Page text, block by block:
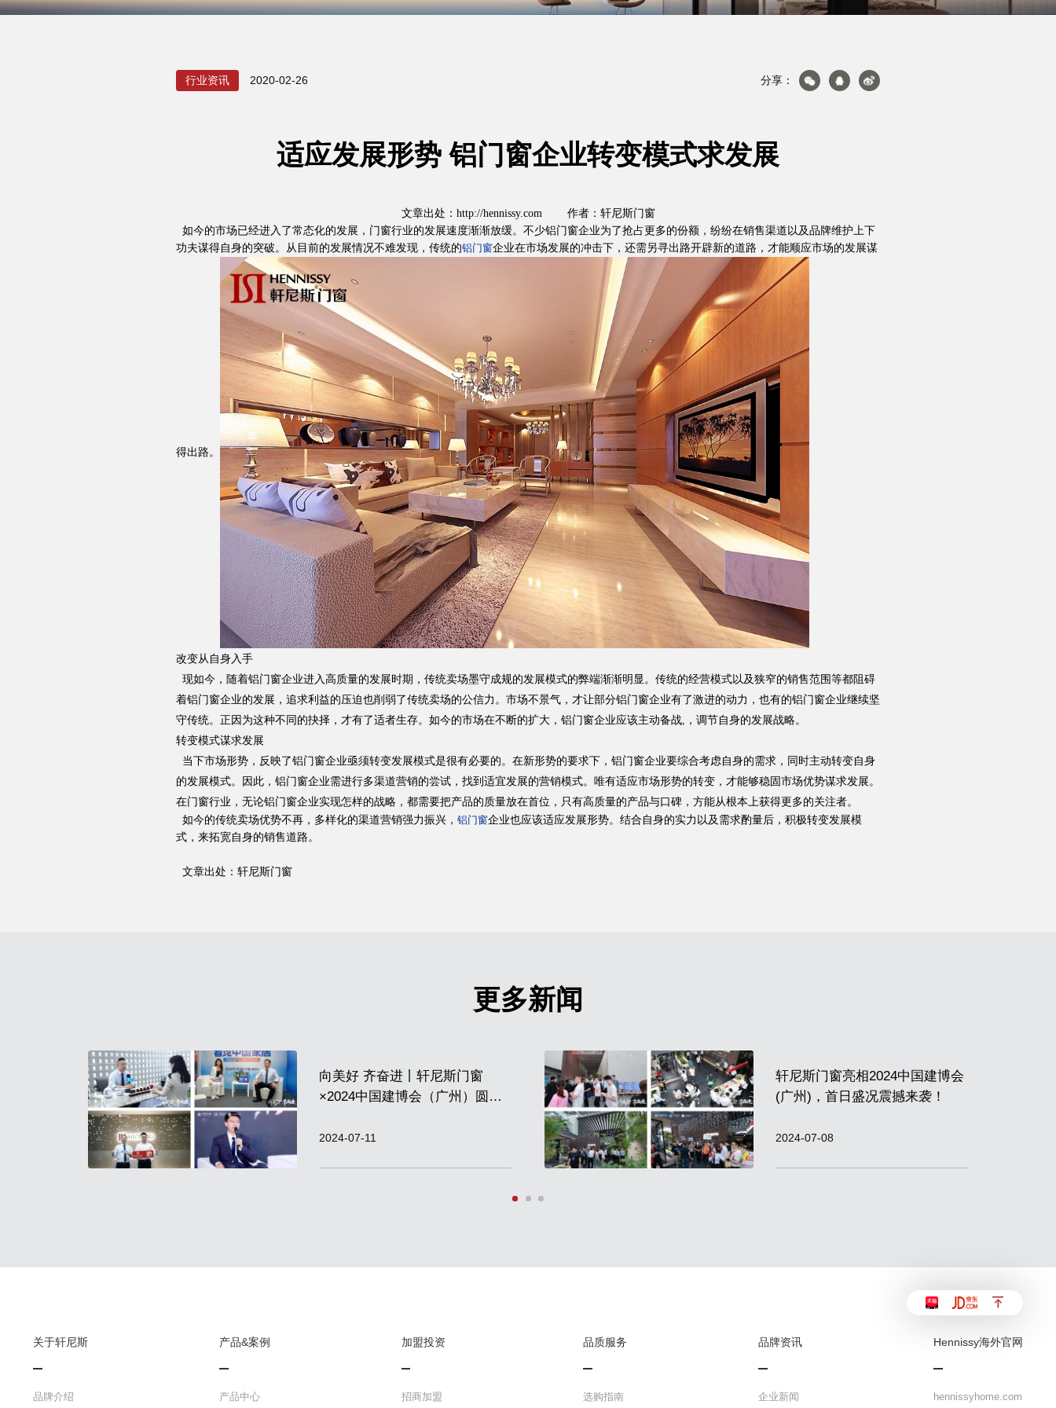
Hennissy海外官网
行业资讯 2020-02-26 分享：
适应发展形势 铝门窗企业转变模式求发展
文章出处：http://hennissy.com 作者：轩尼斯门窗
如今的市场已经进入了常态化的发展，门窗行业的发展速度渐渐放缓。不少铝门窗企业为了抢占更多的份额，纷纷在销售渠道以及品牌维护上下
功夫谋得自身的突破。从目前的发展情况不难发现，传统的铝门窗企业在市场发展的冲击下，还需另寻出路开辟新的道路，才能顺应市场的发展谋
得出路。
改变从自身入手
现如今，随着铝门窗企业进入高质量的发展时期，传统卖场墨守成规的发展模式的弊端渐渐明显。传统的经营模式以及狭窄的销售范围等都阻碍
着铝门窗企业的发展，追求利益的压迫也削弱了传统卖场的公信力。市场不景气，才让部分铝门窗企业有了激进的动力，也有的铝门窗企业继续坚
守传统。正因为这种不同的抉择，才有了适者生存。如今的市场在不断的扩大，铝门窗企业应该主动备战,，调节自身的发展战略。
转变模式谋求发展
当下市场形势，反映了铝门窗企业亟须转变发展模式是很有必要的。在新形势的要求下，铝门窗企业要综合考虑自身的需求，同时主动转变自身
的发展模式。因此，铝门窗企业需进行多渠道营销的尝试，找到适宜发展的营销模式。唯有适应市场形势的转变，才能够稳固市场优势谋求发展。
在门窗行业，无论铝门窗企业实现怎样的战略，都需要把产品的质量放在首位，只有高质量的产品与口碑，方能从根本上获得更多的关注者。
如今的传统卖场优势不再，多样化的渠道营销强力振兴， 铝门窗企业也应该适应发展形势。结合自身的实力以及需求酌量后，积极转变发展模
式，来拓宽自身的销售道路。
文章出处：轩尼斯门窗
更多新闻
向美好 齐奋进丨轩尼斯门窗
×2024中国建博会（广州）圆满
2024-07-11
轩尼斯门窗亮相2024中国建博会
(广州)，首日盛况震撼来袭！
2024-07-08
关于轩尼斯
品牌介绍
产品&案例
产品中心
加盟投资
招商加盟
品质服务
选购指南
品牌资讯
企业新闻
Hennissy海外官网
hennissyhome.com